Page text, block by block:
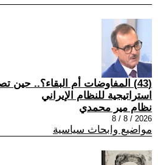
(43) المفاوضات أم البقاء؟.. حين
استراتيجية للنظام الإيراني
نظام مير محمدي
2026 / 8 / 8
مواضيع وابحاث سياسية